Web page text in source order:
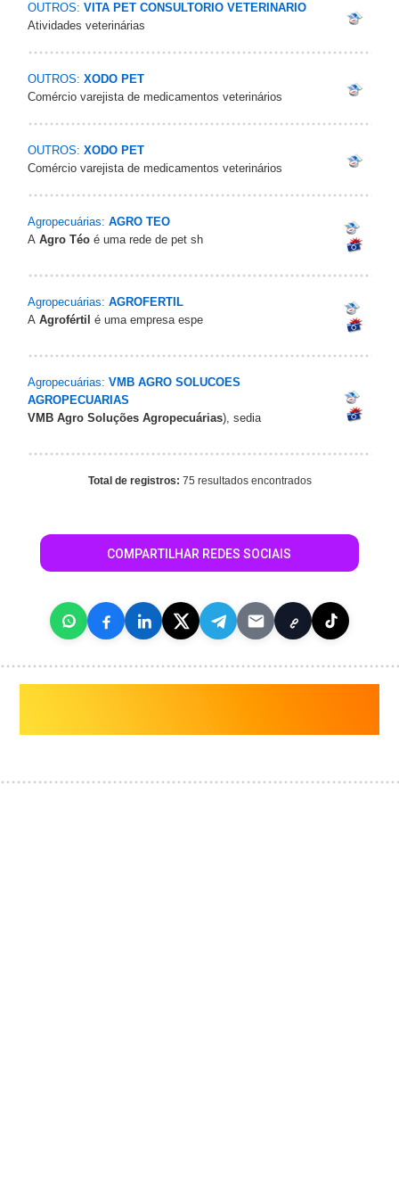
OUTROS: VITA PET CONSULTORIO VETERINARIO
Atividades veterinárias
OUTROS: XODO PET
Comércio varejista de medicamentos veterinários
OUTROS: XODO PET
Comércio varejista de medicamentos veterinários
Agropecuárias: AGRO TEO
A Agro Téo é uma rede de pet sh
Agropecuárias: AGROFERTIL
A Agrofértil é uma empresa espe
Agropecuárias: VMB AGRO SOLUCOES
AGROPECUARIAS
VMB Agro Soluções Agropecuárias), sedia
Total de registros: 75 resultados encontrados
COMPARTILHAR REDES SOCIAIS